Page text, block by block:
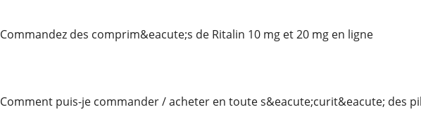
Commandez des comprim&eacute;s de Ritalin 10 mg et 20 mg en ligne
Comment puis-je commander / acheter en toute s&eacute;curit&eacute; des